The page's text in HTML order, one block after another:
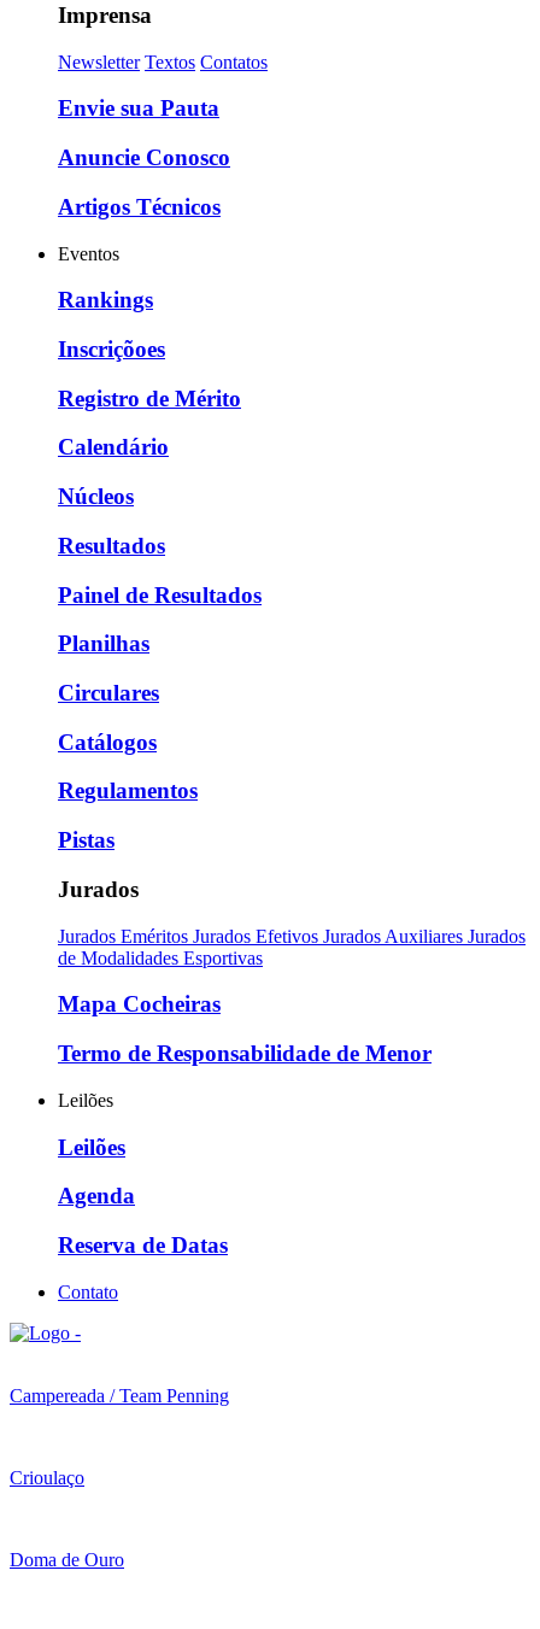
Imprensa
Newsletter Textos Contatos
Envie sua Pauta
Anuncie Conosco
Artigos Técnicos
Eventos
Rankings
Inscriçõoes
Registro de Mérito
Calendário
Núcleos
Resultados
Painel de Resultados
Planilhas
Circulares
Catálogos
Regulamentos
Pistas
Jurados
Jurados Eméritos Jurados Efetivos Jurados Auxiliares Jurados
de Modalidades Esportivas
Mapa Cocheiras
Termo de Responsabilidade de Menor
Leilões
Leilões
Agenda
Reserva de Datas
Contato
Campereada / Team Penning
Crioulaço
Doma de Ouro